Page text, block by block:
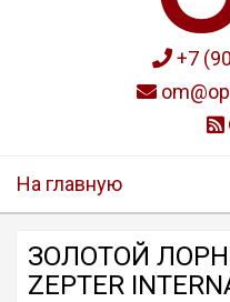
+7
На главную
ЗОЛОТОЙ
ZEPTER